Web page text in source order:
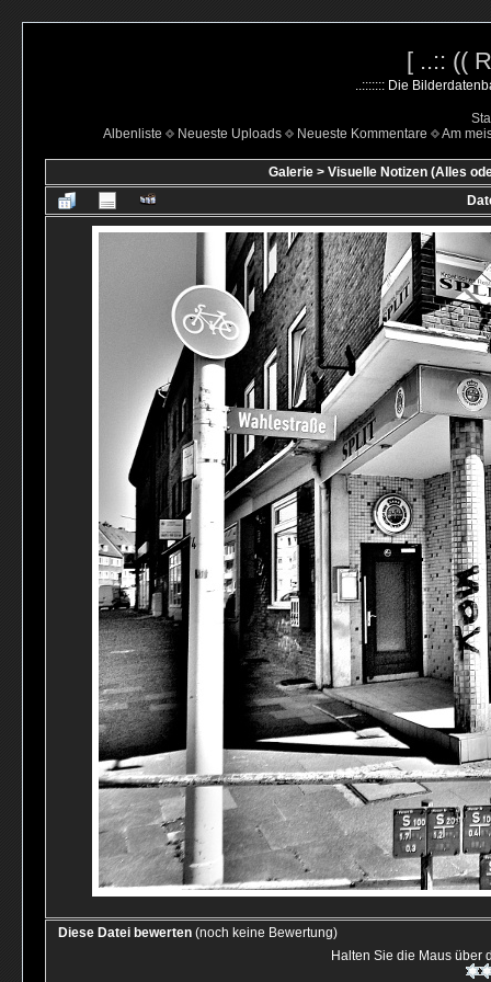
[ ..:: ((
..::::::: Die
Albenliste
Neueste Uploads Neueste Kommentare Am
Galerie> Visuelle Notizen (Alles
Diese Datei bewerten (noch keine Bewertung)
Halten Sie die Maus über